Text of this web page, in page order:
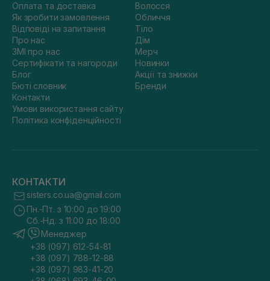
Оплата та доставка
Як зробити замовлення
Відповіді на запитання
Про нас
ЗМІ про нас
Сертифікати та нагороди
Блог
Бюті словник
Контакти
Умови використання сайту
Політика конфіденційності
Волосся
Обличчя
Тіло
Дім
Мерч
Новинки
Акції та знижки
Бренди
КОНТАКТИ
sisters.co.ua@gmail.com
Пн.-Пт. з 10:00 до 19:00
Сб.-Нд. з 11:00 до 18:00
Менеджер
+38 (097) 612-54-81
+38 (097) 788-12-88
+38 (097) 983-41-20